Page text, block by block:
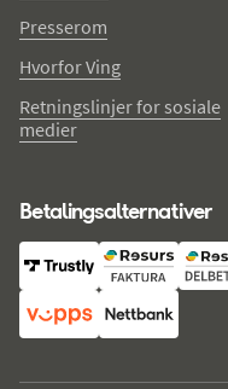
Presserom
Hvorfor Ving
Retningslinjer for sosiale
medier
Betalingsalternativer